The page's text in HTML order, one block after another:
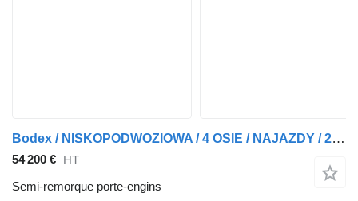
Bodex / NISKOPODWOZIOWA / 4 OSIE / NAJAZDY / 2 X OŚ SKRĘTNA / DMC 65 0
54 200 € HT
Semi-remorque porte-engins